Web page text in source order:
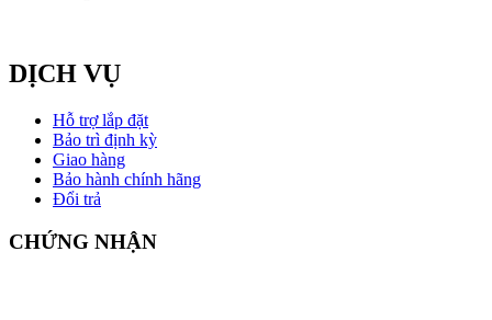
DỊCH VỤ
Hỗ trợ lắp đặt
Bảo trì định kỳ
Giao hàng
Bảo hành chính hãng
Đổi trả
CHỨNG NHẬN